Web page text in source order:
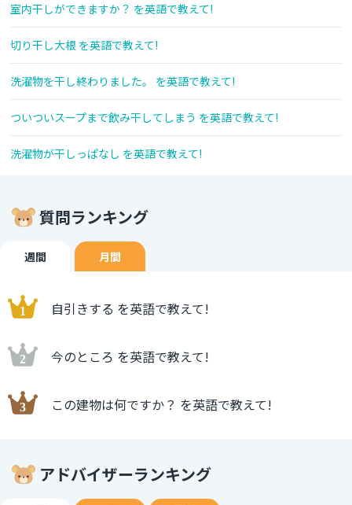
室内干しができますか？ を英語で教えて!
切り干し大根 を英語で教えて!
洗濯物を干し終わりました。 を英語で教えて!
ついついスープまで飲み干してしまう を英語で教えて!
洗濯物が干しっぱなし を英語で教えて!
質問ランキング
週間 月間
自引きする を英語で教えて!
今のところ を英語で教えて!
この建物は何ですか？ を英語で教えて!
アドバイザーランキング